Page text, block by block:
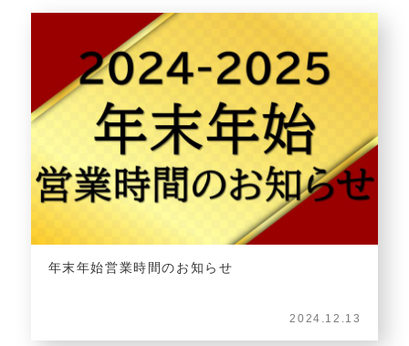
年末年始営業時間のお知らせ
2024.12.13